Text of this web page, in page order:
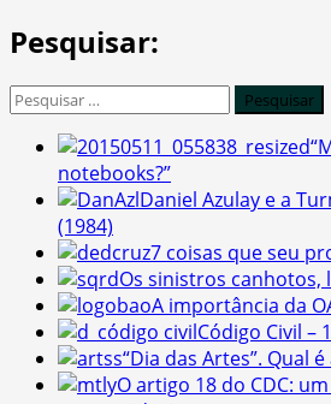
Pesquisar:
Pesquisar
notebooks?”
Daniel Azulay e a
(1984)
7 coisas que seu
Os sinistros canhotos,
A importância da
Código Civil –
“Dia das Artes”. Qual
O artigo 18 do CDC: